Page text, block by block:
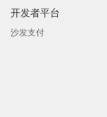
开发者平台
沙发支付